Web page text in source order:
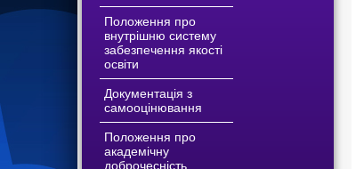
Положення про
внутрішню систему
забезпечення якості
освіти
Документація з
самооцінювання
Положення про
академічну
доброчесність